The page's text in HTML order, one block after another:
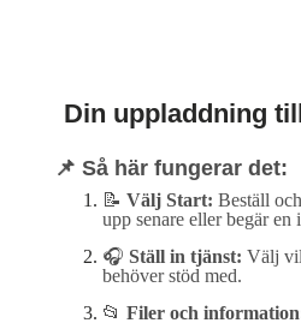
Din uppladdning
📌 Så här fungerar det:
📝 Välj Start: Beställ
upp senare eller begär
🎧 Ställ in tjänst: Välj
behöver stöd med.
📂 Filer och